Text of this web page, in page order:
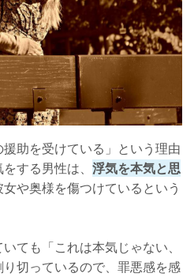
助を受けている」という理由
する男性は、 浮気を本気と思
や奥様を傷つけているという
ても「これは本気じゃない、
切っているので、罪悪感を感